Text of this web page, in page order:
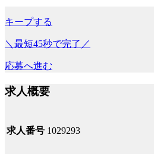
キープする
＼最短45秒で完了／
応募へ進む
求人概要
求人番号 1029293